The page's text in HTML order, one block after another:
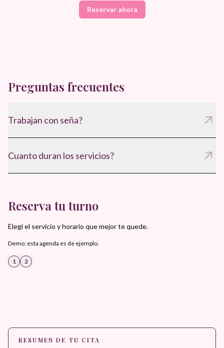
Reservar ahora
Preguntas frecuentes
Trabajan con seña?
Cuanto duran los servicios?
Reserva tu turno
Elegi el servicio y horario que mejor te quede.
Demo: esta agenda es de ejemplo.
1 2
RESUMEN DE TU CITA